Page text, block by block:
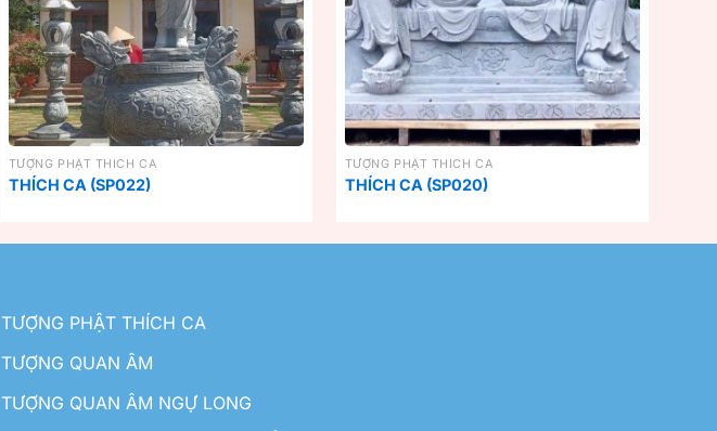
TƯỢNG PHẬT THÍCH CA
THÍCH CA (SP022)
TƯỢNG PHẬT THÍCH CA
THÍCH CA (SP020)
TƯỢNG PHẬT THÍCH CA
TƯỢNG QUAN ÂM
TƯỢNG QUAN ÂM NGỰ LONG